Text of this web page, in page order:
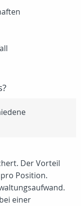
Der Vorteil
Position.
einer